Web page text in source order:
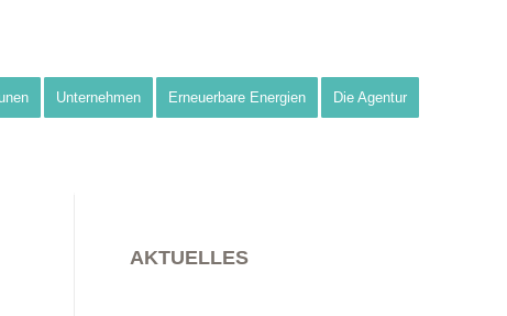
Unternehmen Erneuerbare Energien Die Agentur
AKTUELLES